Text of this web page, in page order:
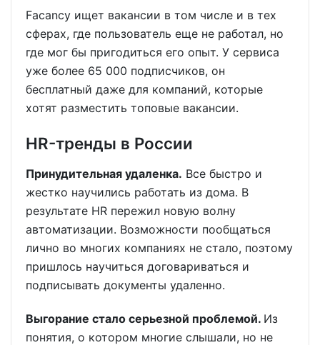
Facancy ищет вакансии в том числе и в тех
сферах, где пользователь еще не работал, но
где мог бы пригодиться его опыт. У сервиса
уже более 65 000 подписчиков, он
бесплатный даже для компаний, которые
хотят разместить топовые вакансии.
HR-тренды в России
Принудительная удаленка. Все быстро и
жестко научились работать из дома. В
результате HR пережил новую волну
автоматизации. Возможности пообщаться
лично во многих компаниях не стало, поэтому
пришлось научиться договариваться и
подписывать документы удаленно.
Выгорание стало серьезной проблемой. Из
понятия, о котором многие слышали, но не